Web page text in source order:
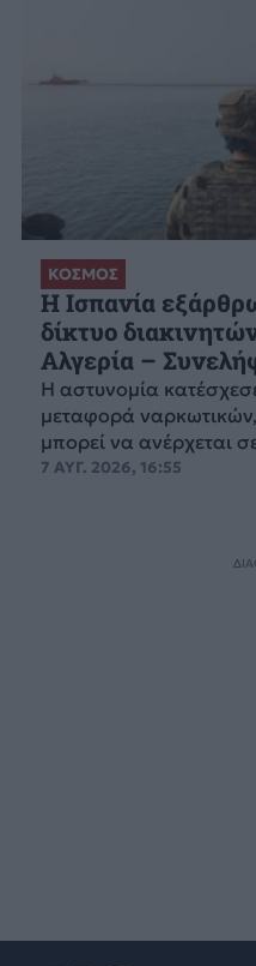
ΚΟΣΜΟΣ
Η Ισπανία
δίκτυο
Αλγερία –
Η αστυνομία
μεταφορά
μπορεί να ανέρχεται
7 ΑΥΓ. 2026, 16:55